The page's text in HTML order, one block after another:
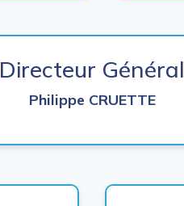
Directeur Général
Philippe CRUETTE